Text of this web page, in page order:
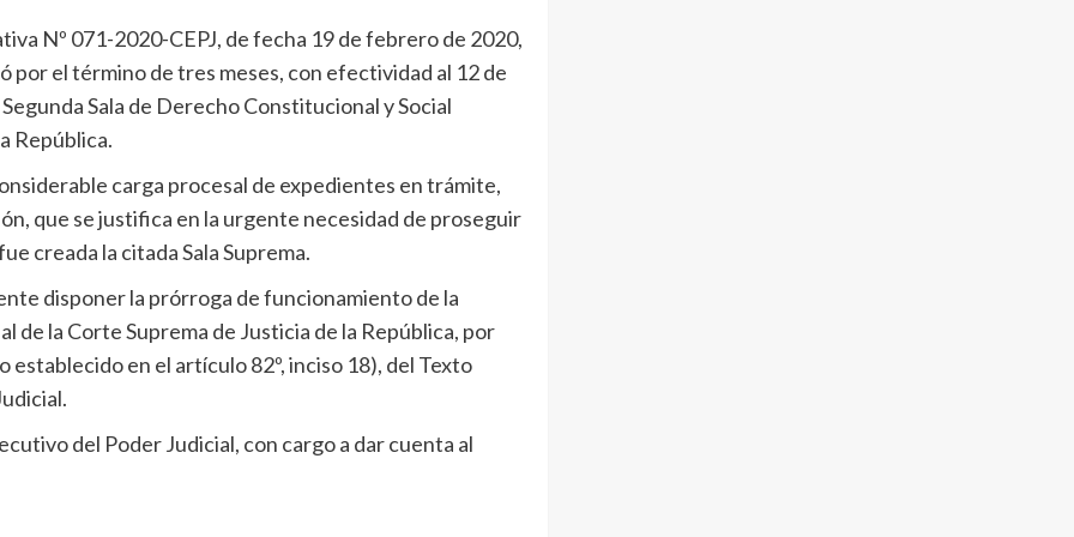
Nº 071-2020-CEPJ, de fecha 19 de febrero de 2020,
el término de tres meses, con efectividad al 12 de
Sala de Derecho Constitucional y Social
República.
carga procesal de expedientes en trámite,
que se justifica en la urgente necesidad de proseguir
creada la citada Sala Suprema.
disponer la prórroga de funcionamiento de la
de la Corte Suprema de Justicia de la República, por
en el artículo 82º, inciso 18), del Texto
del Poder Judicial, con cargo a dar cuenta al